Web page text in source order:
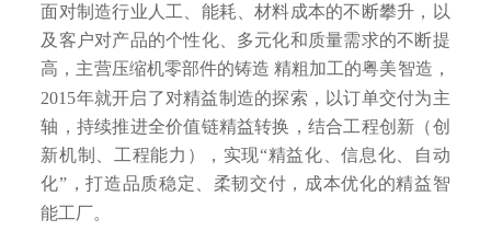
面对制造行业人工、能耗、材料成本的不断攀升，以
及客户对产品的个性化、多元化和质量需求的不断提
高，主营压缩机零部件的铸造 精粗加工的粤美智造，
2015年就开启了对精益制造的探索，以订单交付为主
轴，持续推进全价值链精益转换，结合工程创新（创
新机制、工程能力），实现“精益化、信息化、自动
化”，打造品质稳定、柔韧交付，成本优化的精益智
能工厂。